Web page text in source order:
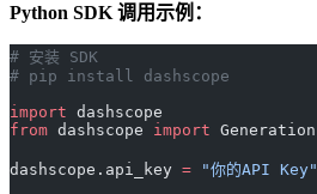
Python SDK 调用示例：
# 安装 SDK
# pip install dashscope
import dashscope
from dashscope import Generation
dashscope.api_key = "你的API Key"